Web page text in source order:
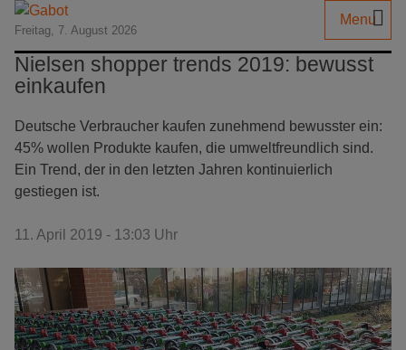
Freitag, 7. August 2026
Menu
Nielsen shopper trends 2019: bewusst
einkaufen
Deutsche Verbraucher kaufen zunehmend bewusster ein:
45% wollen Produkte kaufen, die umweltfreundlich sind.
Ein Trend, der in den letzten Jahren kontinuierlich
gestiegen ist.
11. April 2019 - 13:03 Uhr